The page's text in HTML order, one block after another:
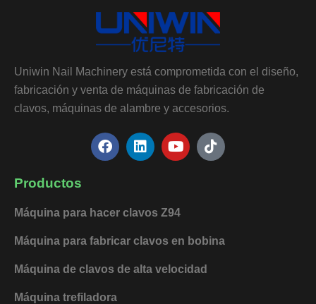
Uniwin Nail Machinery está comprometida con el diseño,
fabricación y venta de máquinas de fabricación de
clavos, máquinas de alambre y accesorios.
F
a
o
k
L
i
d
n
Y
o
b
T
i
Productos
Máquina para hacer clavos Z94
Máquina para fabricar clavos en bobina
Máquina de clavos de alta velocidad
Máquina trefiladora